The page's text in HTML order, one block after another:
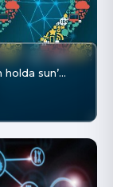
sun’…